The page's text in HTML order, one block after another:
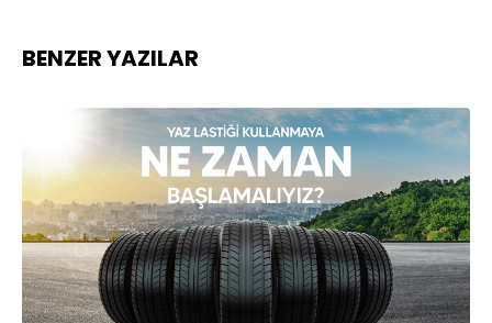
BENZER YAZILAR